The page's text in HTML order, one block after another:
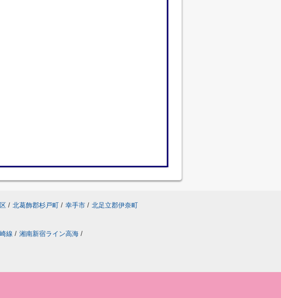
/ 北葛飾郡杉戸町 / 幸手市 / 北足立郡伊奈町
線 / 湘南新宿ライン高海 /